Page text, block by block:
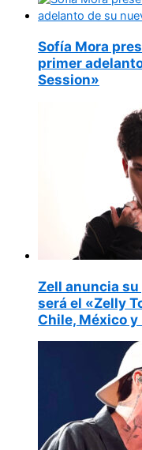
Sofía Mora
primer
Session»
Zell anuncia
será el «Zelly
Chile, México